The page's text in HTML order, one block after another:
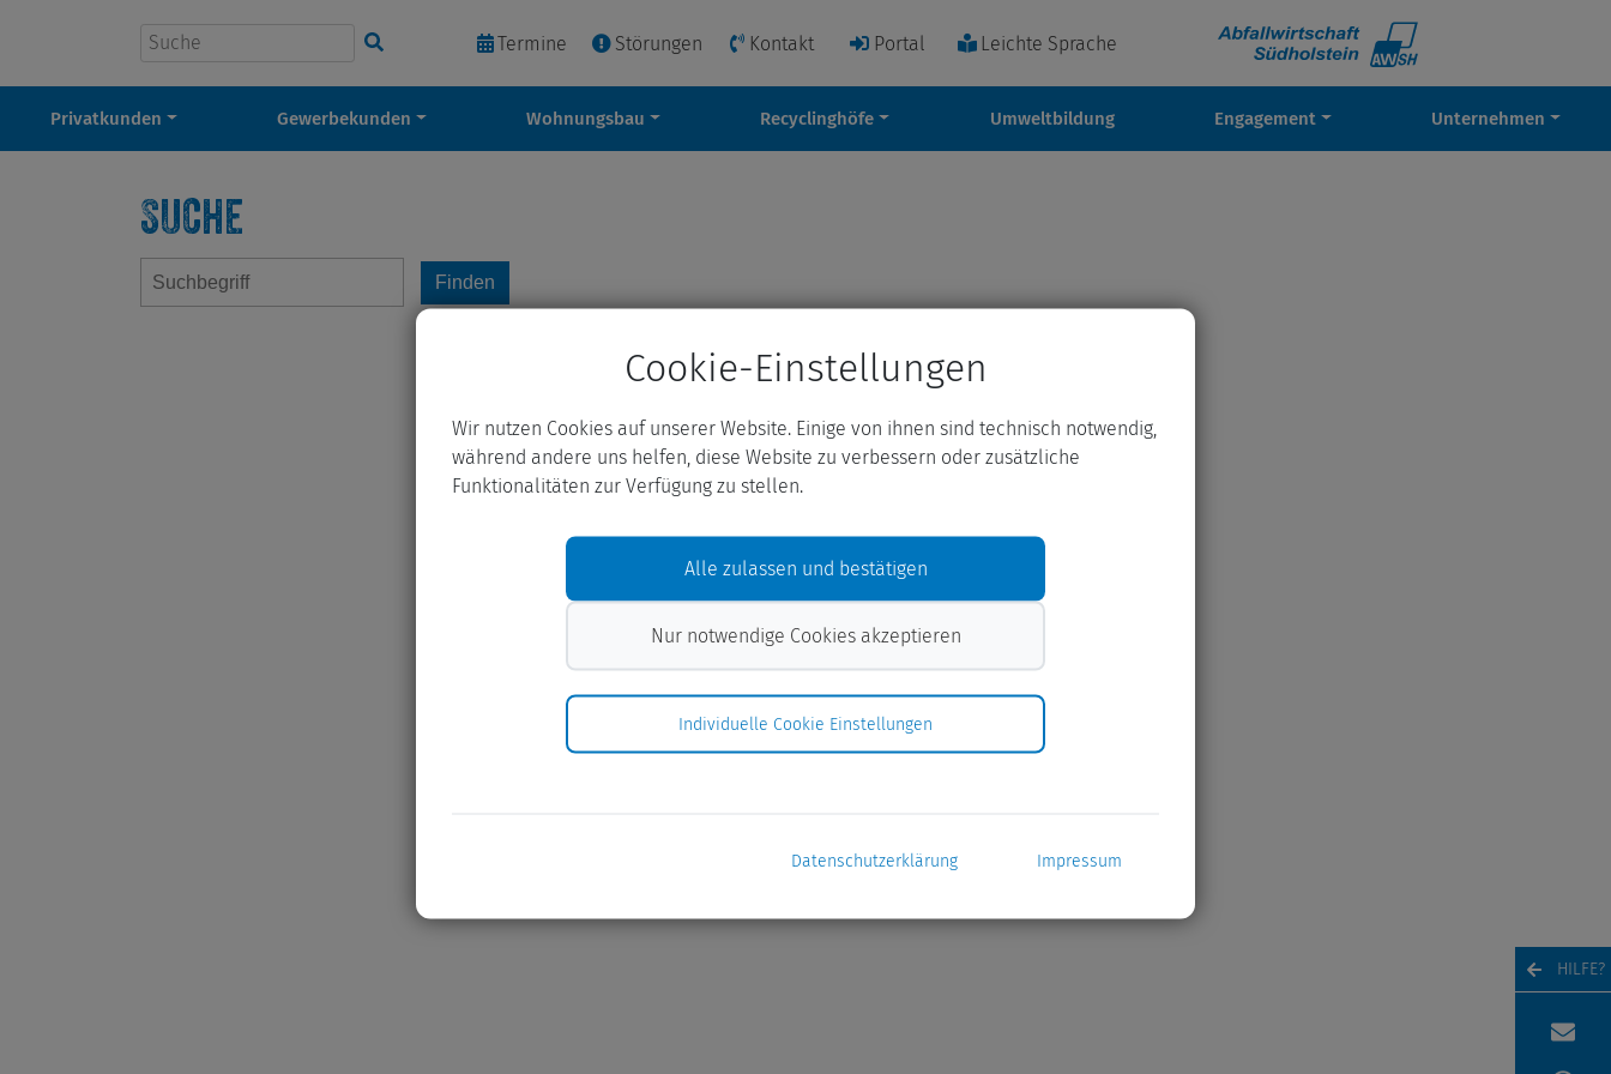
Suchbegriff eingeben Termine Störungen Kontakt Portal Leichte Sprache
Privatkunden Gewerbekunden Wohnungsbau Recyclinghöfe Umweltbildung Engagement Unternehmen
Suche
HILFE?
Cookie-Einstellungen
Wir nutzen Cookies auf unserer Website. Einige von ihnen sind technisch notwendig,
während andere uns helfen, diese Website zu verbessern oder zusätzliche
Funktionalitäten zur Verfügung zu stellen.
Alle zulassen und bestätigen
Nur notwendige Cookies akzeptieren
Individuelle Cookie Einstellungen
Datenschutzerklärung Impressum